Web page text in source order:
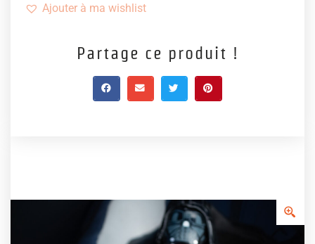
Ajouter à ma wishlist
Partage ce produit !